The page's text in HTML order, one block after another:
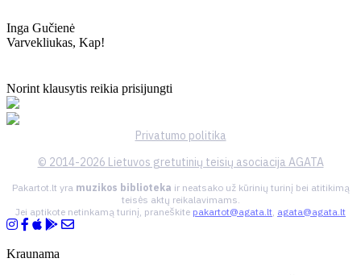
Inga Gučienė
Varvekliukas, Kap!
Norint klausytis reikia prisijungti
Privatumo politika
© 2014-2026 Lietuvos gretutinių teisių asociacija AGATA
Pakartot.lt yra muzikos biblioteka ir neatsako už kūrinių turinį bei atitikimą
teisės aktų reikalavimams.
Jei aptikote netinkamą turinį, praneškite pakartot@agata.lt, agata@agata.lt
Kraunama